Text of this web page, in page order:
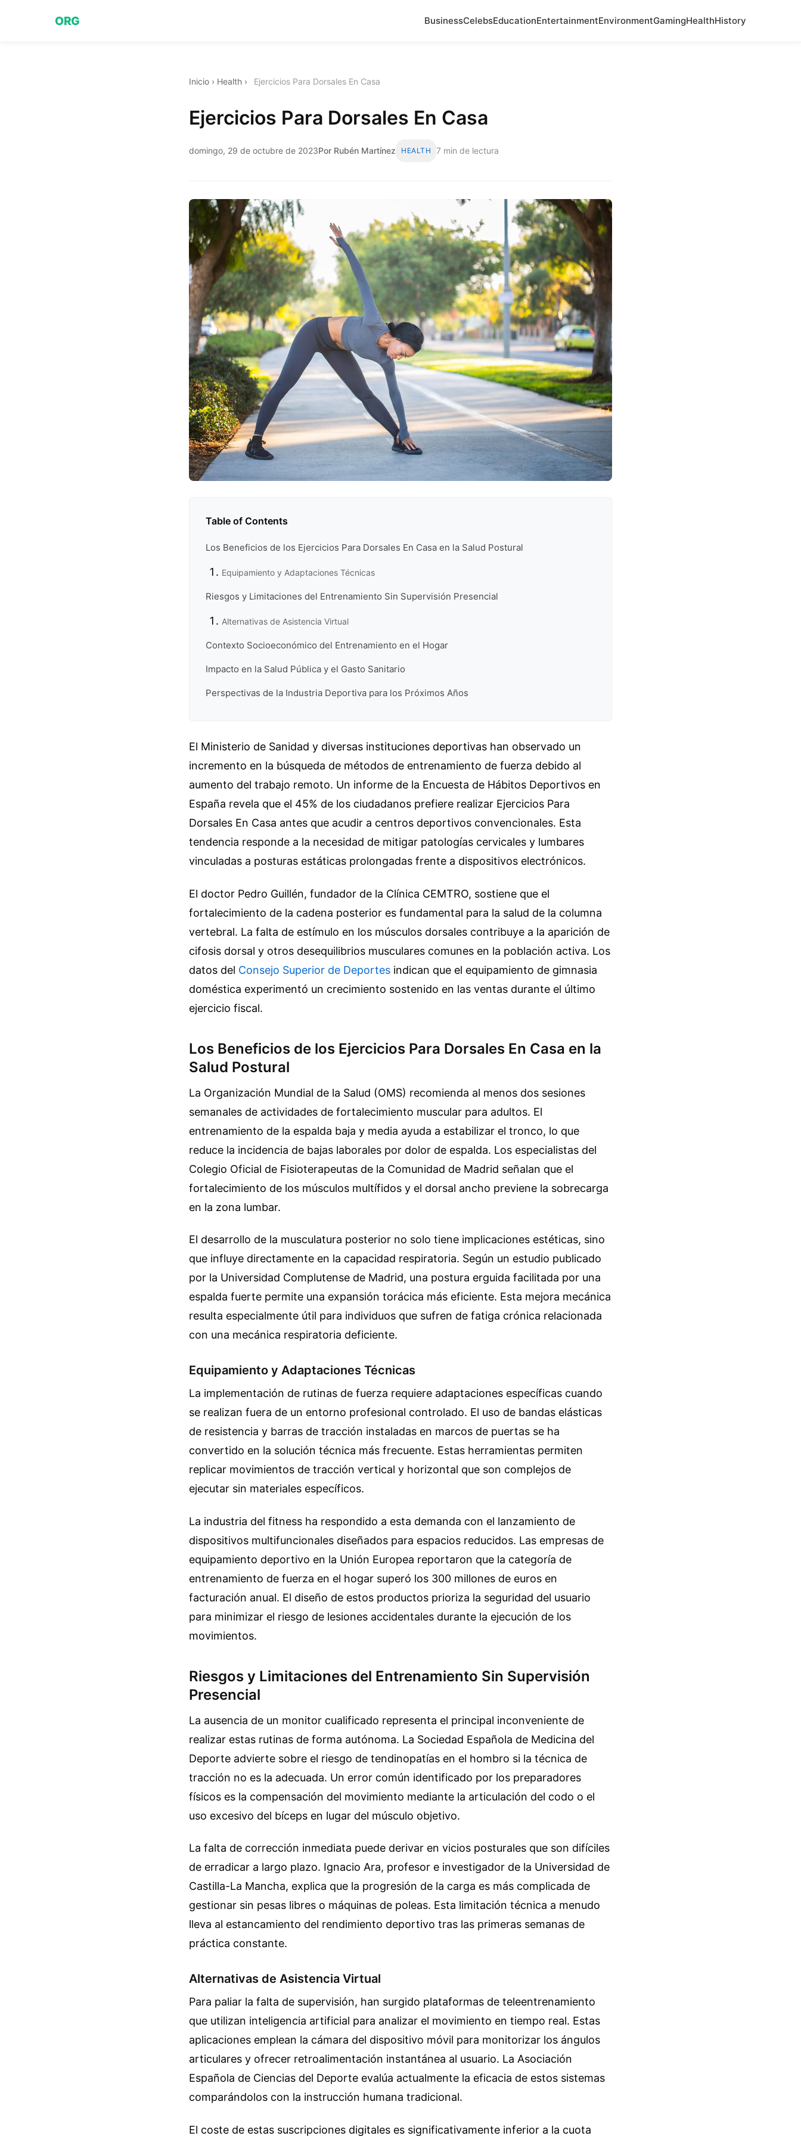
ORG BusinessCelebsEducationEntertainmentEnvironmentGamingHealthHistory
Inicio › Health › Ejercicios Para Dorsales En Casa
Ejercicios Para Dorsales En Casa
domingo, 29 de octubre de 2023Por Rubén Martínez HEALTH 7 min de lectura
Table of Contents
Los Beneficios de los Ejercicios Para Dorsales En Casa en la Salud Postural
Equipamiento y Adaptaciones Técnicas
Riesgos y Limitaciones del Entrenamiento Sin Supervisión Presencial
Alternativas de Asistencia Virtual
Contexto Socioeconómico del Entrenamiento en el Hogar
Impacto en la Salud Pública y el Gasto Sanitario
Perspectivas de la Industria Deportiva para los Próximos Años
El Ministerio de Sanidad y diversas instituciones deportivas han observado un
incremento en la búsqueda de métodos de entrenamiento de fuerza debido al
aumento del trabajo remoto. Un informe de la Encuesta de Hábitos Deportivos en
España revela que el 45% de los ciudadanos prefiere realizar Ejercicios Para
Dorsales En Casa antes que acudir a centros deportivos convencionales. Esta
tendencia responde a la necesidad de mitigar patologías cervicales y lumbares
vinculadas a posturas estáticas prolongadas frente a dispositivos electrónicos.
El doctor Pedro Guillén, fundador de la Clínica CEMTRO, sostiene que el
fortalecimiento de la cadena posterior es fundamental para la salud de la columna
vertebral. La falta de estímulo en los músculos dorsales contribuye a la aparición de
cifosis dorsal y otros desequilibrios musculares comunes en la población activa. Los
datos del Consejo Superior de Deportes indican que el equipamiento de gimnasia
doméstica experimentó un crecimiento sostenido en las ventas durante el último
ejercicio fiscal.
Los Beneficios de los Ejercicios Para Dorsales En Casa en la
Salud Postural
La Organización Mundial de la Salud (OMS) recomienda al menos dos sesiones
semanales de actividades de fortalecimiento muscular para adultos. El
entrenamiento de la espalda baja y media ayuda a estabilizar el tronco, lo que
reduce la incidencia de bajas laborales por dolor de espalda. Los especialistas del
Colegio Oficial de Fisioterapeutas de la Comunidad de Madrid señalan que el
fortalecimiento de los músculos multífidos y el dorsal ancho previene la sobrecarga
en la zona lumbar.
El desarrollo de la musculatura posterior no solo tiene implicaciones estéticas, sino
que influye directamente en la capacidad respiratoria. Según un estudio publicado
por la Universidad Complutense de Madrid, una postura erguida facilitada por una
espalda fuerte permite una expansión torácica más eficiente. Esta mejora mecánica
resulta especialmente útil para individuos que sufren de fatiga crónica relacionada
con una mecánica respiratoria deficiente.
Equipamiento y Adaptaciones Técnicas
La implementación de rutinas de fuerza requiere adaptaciones específicas cuando
se realizan fuera de un entorno profesional controlado. El uso de bandas elásticas
de resistencia y barras de tracción instaladas en marcos de puertas se ha
convertido en la solución técnica más frecuente. Estas herramientas permiten
replicar movimientos de tracción vertical y horizontal que son complejos de
ejecutar sin materiales específicos.
La industria del fitness ha respondido a esta demanda con el lanzamiento de
dispositivos multifuncionales diseñados para espacios reducidos. Las empresas de
equipamiento deportivo en la Unión Europea reportaron que la categoría de
entrenamiento de fuerza en el hogar superó los 300 millones de euros en
facturación anual. El diseño de estos productos prioriza la seguridad del usuario
para minimizar el riesgo de lesiones accidentales durante la ejecución de los
movimientos.
Riesgos y Limitaciones del Entrenamiento Sin Supervisión
Presencial
La ausencia de un monitor cualificado representa el principal inconveniente de
realizar estas rutinas de forma autónoma. La Sociedad Española de Medicina del
Deporte advierte sobre el riesgo de tendinopatías en el hombro si la técnica de
tracción no es la adecuada. Un error común identificado por los preparadores
físicos es la compensación del movimiento mediante la articulación del codo o el
uso excesivo del bíceps en lugar del músculo objetivo.
La falta de corrección inmediata puede derivar en vicios posturales que son difíciles
de erradicar a largo plazo. Ignacio Ara, profesor e investigador de la Universidad de
Castilla-La Mancha, explica que la progresión de la carga es más complicada de
gestionar sin pesas libres o máquinas de poleas. Esta limitación técnica a menudo
lleva al estancamiento del rendimiento deportivo tras las primeras semanas de
práctica constante.
Alternativas de Asistencia Virtual
Para paliar la falta de supervisión, han surgido plataformas de teleentrenamiento
que utilizan inteligencia artificial para analizar el movimiento en tiempo real. Estas
aplicaciones emplean la cámara del dispositivo móvil para monitorizar los ángulos
articulares y ofrecer retroalimentación instantánea al usuario. La Asociación
Española de Ciencias del Deporte evalúa actualmente la eficacia de estos sistemas
comparándolos con la instrucción humana tradicional.
El coste de estas suscripciones digitales es significativamente inferior a la cuota